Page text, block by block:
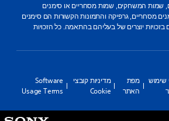
שמות המשחקים, שמות מסחריים או סימנים
מסחריים, גרפיקה והתמונות הקשורות הם סימנים
בזכויות יוצרים של בעליהם בהתאמה. כל הזכויות
שימוש
מפת
האתר
מדיניות קובצי
Cookie
Software
Usage Terms